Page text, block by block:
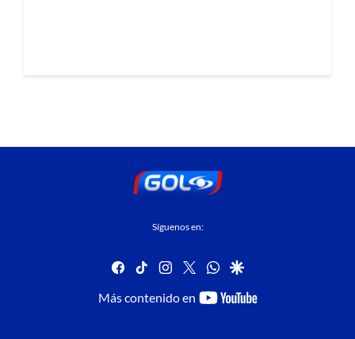
Síguenos en:
facebook
tiktok instagram
twitterwhatsapp
google
Más contenido en
youtube-